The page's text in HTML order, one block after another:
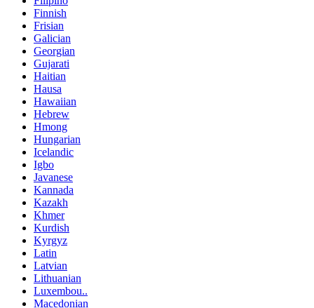
Finnish
Frisian
Galician
Georgian
Gujarati
Haitian
Hausa
Hawaiian
Hebrew
Hmong
Hungarian
Icelandic
Igbo
Javanese
Kannada
Kazakh
Khmer
Kurdish
Kyrgyz
Latin
Latvian
Lithuanian
Luxembou..
Macedonian